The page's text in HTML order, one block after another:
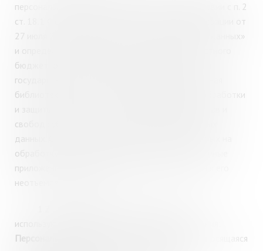
персональных данных разработана в соответствии с п. 2
ст. 18.1 Федерального закона Российской Федерации от
27 июля 2006 года №152-ФЗ «О персональных данных»
и определяет позицию Государственного областного
бюджетного учреждения культуры «Мурманская
государственная областная универсальная научная
библиотека» (далее – МГОУНБ) в отношении обработки
и защиты персональных данных, соблюдения прав и
свобод субъектов предоставления персональных
данных. Согласия субъектов персональных данных на
обработку их персональных данных, а также – иные
приложения к настоящему Положению, являются его
неотъемлемой частью.
используются следующие термины и определения:
Персональные данные
- любая информация, относящаяся